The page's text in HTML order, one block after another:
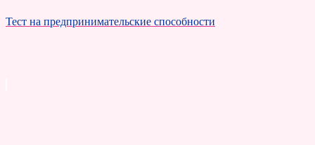
Тест на предпринимательские способности